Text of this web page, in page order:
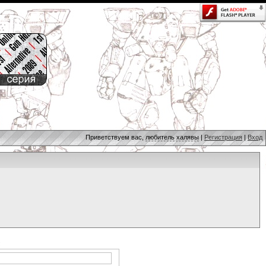
Приветствуем вас, любитель халявы | Регистрация |Вход